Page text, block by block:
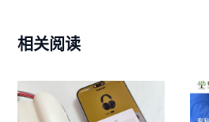
相关阅读